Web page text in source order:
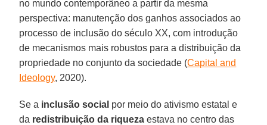
no mundo contemporâneo a partir da mesma
perspectiva: manutenção dos ganhos associados ao
processo de inclusão do século XX, com introdução
de mecanismos mais robustos para a distribuição da
propriedade no conjunto da sociedade (Capital and
Ideology, 2020).
Se a inclusão social por meio do ativismo estatal e
da redistribuição da riqueza estava no centro das